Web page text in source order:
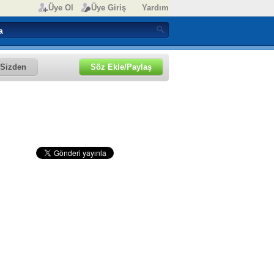
Üye Ol Üye Giriş Yardım
Sizden Söz Ekle/Paylaş